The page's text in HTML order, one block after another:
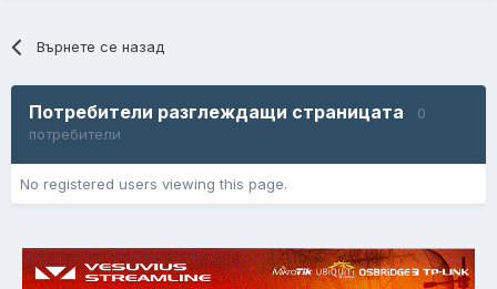
Върнете се назад
Потребители разглеждащи страницата
0
потребители
No registered users viewing this page.